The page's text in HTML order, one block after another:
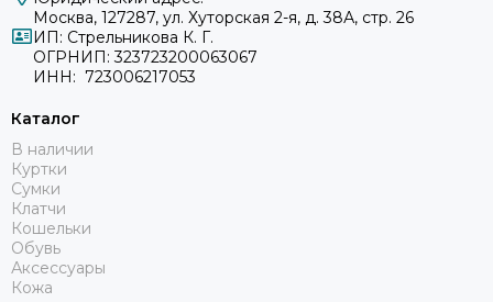
Москва, 127287, ул. Хуторская 2-я, д. 38А, стр. 26
ИП: Стрельникова К. Г.
ОГРНИП: 323723200063067
ИНН: 723006217053
Каталог
В наличии
Куртки
Сумки
Клатчи
Кошельки
Обувь
Аксессуары
Кожа